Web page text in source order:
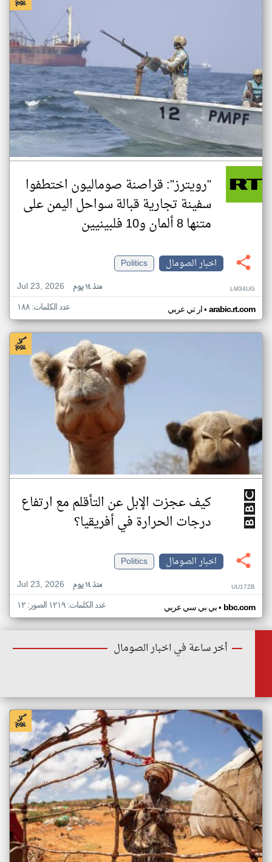
"رويترز": قراصنة صوماليون اختطفوا
سفينة تجارية قبالة سواحل اليمن على
متنها 8 ألمان و10 فلبينيين
اخبار الصومال
Politics
Jul 23, 2026
منذ ١٤ يوم LM34UG
ار تي عربي• arabic.rt.com عدد الكلمات: ١٨٨
كيف عجزت الإبل عن التأقلم مع ارتفاع
درجات الحرارة في أفريقيا؟
اخبار الصومال
Politics
Jul 23, 2026
منذ ١٤ يوم UU17ZB
بي بي سي عربي• bbc.com عدد الكلمات: ١٢١٩ الصور: ١٢
أخر ساعة في اخبار الصومال